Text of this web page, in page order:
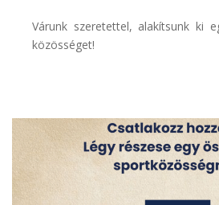
Várunk szeretettel, alakítsunk ki
közösséget!